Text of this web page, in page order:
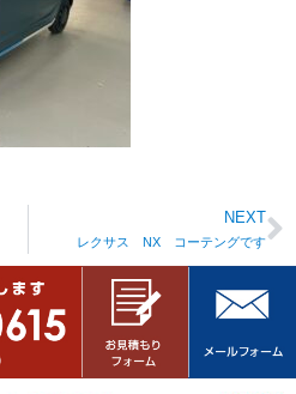
NEXT
レクサス NX コーテングです